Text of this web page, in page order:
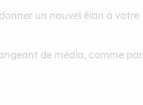
un nouvel élan à votre
de média, comme par